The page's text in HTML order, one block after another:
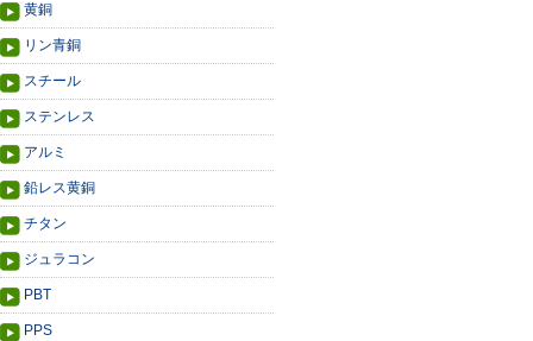
黄銅
リン青銅
スチール
ステンレス
アルミ
鉛レス黄銅
チタン
ジュラコン
PBT
PPS